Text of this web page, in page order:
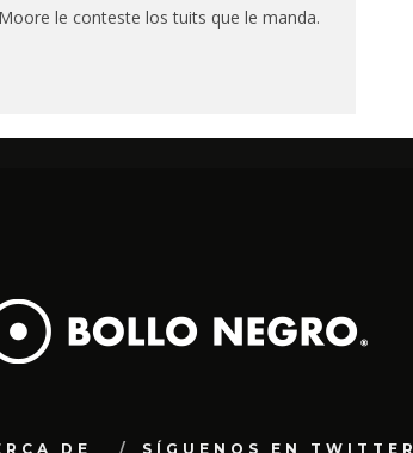
le conteste los tuits que le manda.
DE SÍGUENOS EN TWITTER